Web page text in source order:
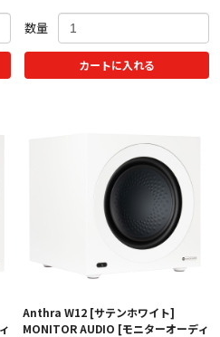
数量
カートに入れる
Anthra W12 [サテンホワイト]
MONITOR AUDIO [モニターオーディ